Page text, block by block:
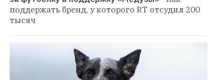
поддержать бренд, у которого RT отсудил 200
тысяч